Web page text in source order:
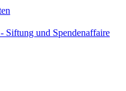
und Spendenaffaire